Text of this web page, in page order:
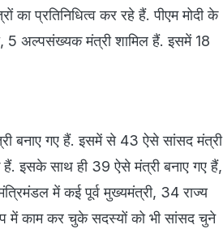
का प्रतिनिधित्व कर रहे हैं. पीएम मोदी के
5 अल्पसंख्यक मंत्री शामिल हैं. इसमें 18
बनाए गए हैं. इसमें से 43 ऐसे सांसद मंत्री
इसके साथ ही 39 ऐसे मंत्री बनाए गए हैं,
में कई पूर्व मुख्यमंत्री, 34 राज्य
में काम कर चुके सदस्यों को भी सांसद चुने